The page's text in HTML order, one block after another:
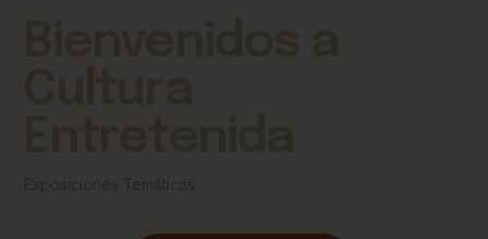
Exposiciones Temáticas